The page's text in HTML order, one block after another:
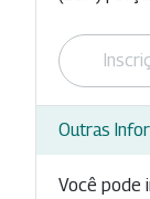
Outras
Você pode